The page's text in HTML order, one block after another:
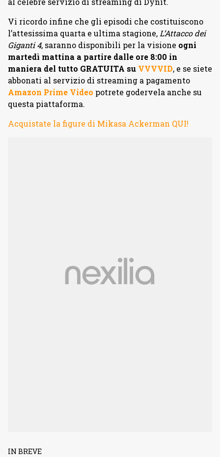
Vi ricordo infine che gli episodi che costituiscono
l’attesissima quarta e ultima stagione,L’Attacco dei
Giganti 4, saranno disponibili per la visione ogni
martedì mattina a partire dalle ore 8:00 in
maniera del tutto GRATUITA su VVVVID, e se siete
abbonati al servizio di streaming a pagamento
Amazon Prime Video potrete godervela anche su
questa piattaforma.
Acquistate la figure di Mikasa Ackerman QUI!
IN BREVE